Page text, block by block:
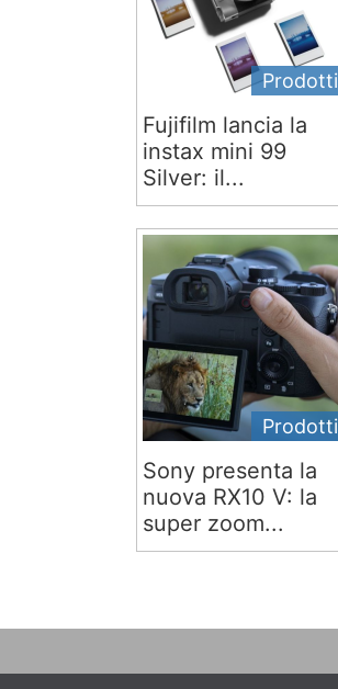
Prodotti
Fujifilm lancia la
instax mini 99
Silver: il...
Prodotti
Sony presenta la
nuova RX10 V: la
super zoom...